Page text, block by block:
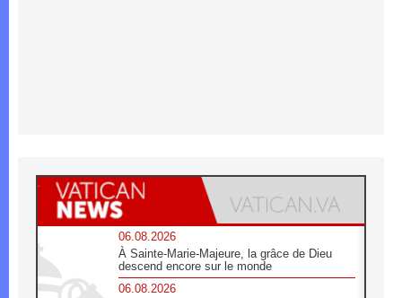
06.08.2026
À Sainte-Marie-Majeure, la grâce de Dieu
descend encore sur le monde
06.08.2026